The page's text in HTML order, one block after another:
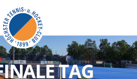
TAG